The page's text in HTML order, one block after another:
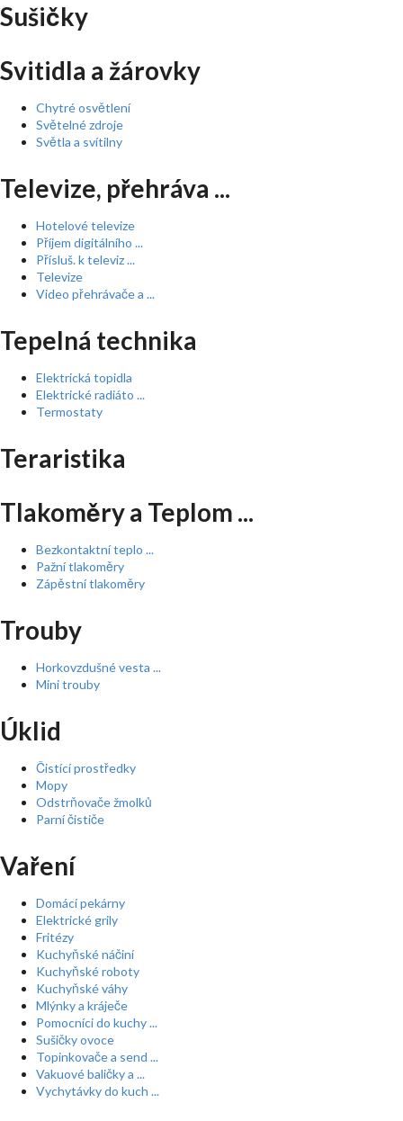
Sušičky
Svitidla a žárovky
Chytré osvětlení
Světelné zdroje
Světla a svítilny
Televize, přehráva ...
Hotelové televize
Příjem digitálního ...
Přísluš. k televiz ...
Televize
Video přehrávače a ...
Tepelná technika
Elektrická topidla
Elektrické radiáto ...
Termostaty
Teraristika
Tlakoměry a Teplom ...
Bezkontaktní teplo ...
Pažní tlakoměry
Zápěstní tlakoměry
Trouby
Horkovzdušné vesta ...
Mini trouby
Úklid
Čistící prostředky
Mopy
Odstrňovače žmolků
Parní čističe
Vaření
Domácí pekárny
Elektrické grily
Fritézy
Kuchyňské náčiní
Kuchyňské roboty
Kuchyňské váhy
Mlýnky a kráječe
Pomocníci do kuchy ...
Sušičky ovoce
Topinkovače a send ...
Vakuové baličky a ...
Vychytávky do kuch ...